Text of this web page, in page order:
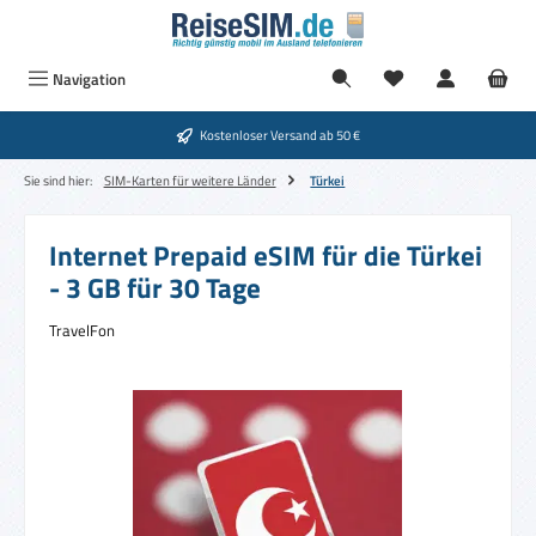
Zum Hauptinhalt springen
Navigation
Kostenloser Versand ab 50 €
Sie sind hier: SIM-Karten für weitere Länder Türkei
Internet Prepaid eSIM für die Türkei
- 3 GB für 30 Tage
TravelFon
Bildergalerie überspringen